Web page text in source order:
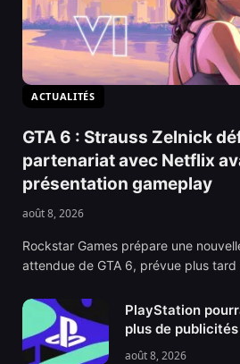
ACTUALITÉS
GTA 6 : Strauss Zelnick
partenariat avec Netflix
présentation gameplay
août 8, 2026
Rockstar Games prépare une
attendue de GTA 6, prévue plus
PlayStation
plus de
août 8, 2026